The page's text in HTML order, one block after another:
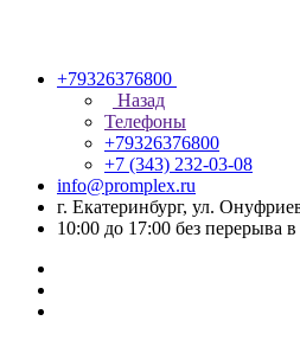
+79326376800
Назад
Телефоны
+79326376800
+7 (343) 232-03-08
info@promplex.ru
г. Екатеринбург, ул.
10:00 до 17:00 без перерыва